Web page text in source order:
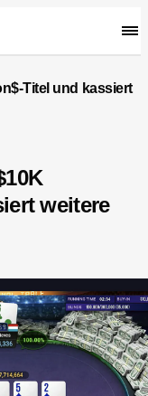
Titel und kassiert
weitere